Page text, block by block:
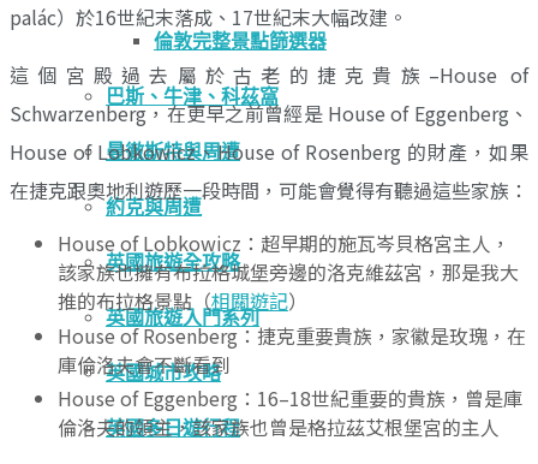
倫敦完整景點篩選器
巴斯、牛津、科茲窩
曼徹斯特與周遭
約克與周遭
英國旅遊全攻略
英國旅遊入門系列
英國城市攻略
英國多日遊行程
palác）於16世紀末落成、17世紀末大幅改建。
這個宮殿過去屬於古老的捷克貴族–House of
Schwarzenberg，在更早之前曾經是 House of Eggenberg、
House of Lobkowicz、House of Rosenberg 的財產，如果
在捷克跟奧地利遊歷一段時間，可能會覺得有聽過這些家族：
House of Lobkowicz：超早期的施瓦岑貝格宮主人，
該家族也擁有布拉格城堡旁邊的洛克維茲宮，那是我大
推的布拉格景點（相關遊記）
House of Rosenberg：捷克重要貴族，家徽是玫瑰，在
庫倫洛夫會不斷看到
House of Eggenberg：16–18世紀重要的貴族，曾是庫
倫洛夫的領主，該家族也曾是格拉茲艾根堡宮的主人